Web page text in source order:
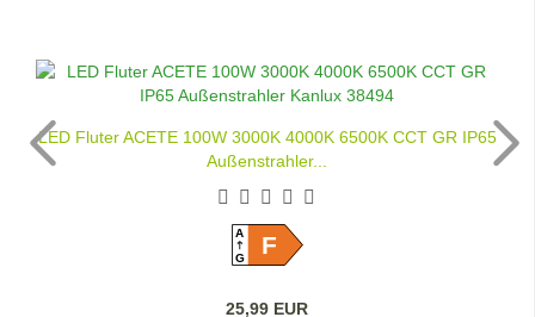
LED Fluter ACETE 100W 3000K 4000K 6500K CCT GR IP65
Außenstrahler...
A
GF
25,99 EUR